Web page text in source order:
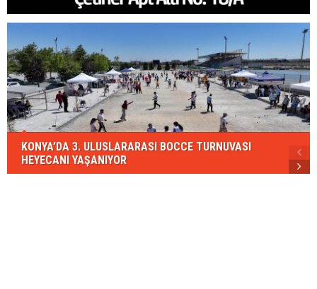
KONYA’DA 3. ULUSLARARASI BOCCE TURNUVASI
HEYECANI YAŞANIYOR